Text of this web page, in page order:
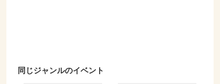
同じジャンルのイベント